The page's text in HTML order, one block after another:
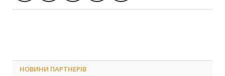
НОВИНИ ПАРТНЕРІВ